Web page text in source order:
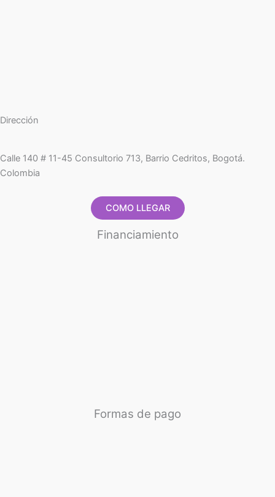
Dirección
Calle 140 # 11-45 Consultorio 713, Barrio Cedritos, Bogotá.
Colombia
COMO LLEGAR
Financiamiento
Formas de pago